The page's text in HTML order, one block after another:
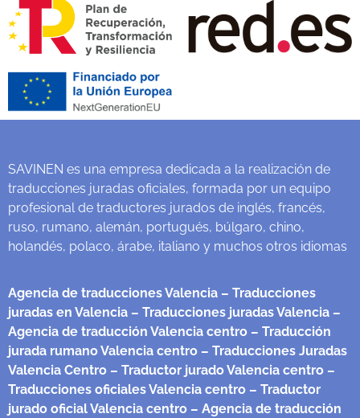
SAVINEN es una empresa dedicada a la realización de
traducciones juradas oficiales, formada por un equipo
profesional de traductores jurados de inglés, francés,
ruso, rumano, alemán, portugués, búlgaro, chino,
holandés, polaco, árabe, italiano y muchos otros idiomas
Agencia de traducciones Valencia – Traducciones
juradas en Valencia – Traducciones juradas Valencia –
Agencia de traducción Valencia centro – Traducción
jurada rumano Valencia centro – Traducciones Juradas
Valencia Centro – Traductor jurado Valencia centro –
Traducciones oficiales Valencia centro – Traductor
jurado oficial Valencia centro – Agencia de traducción